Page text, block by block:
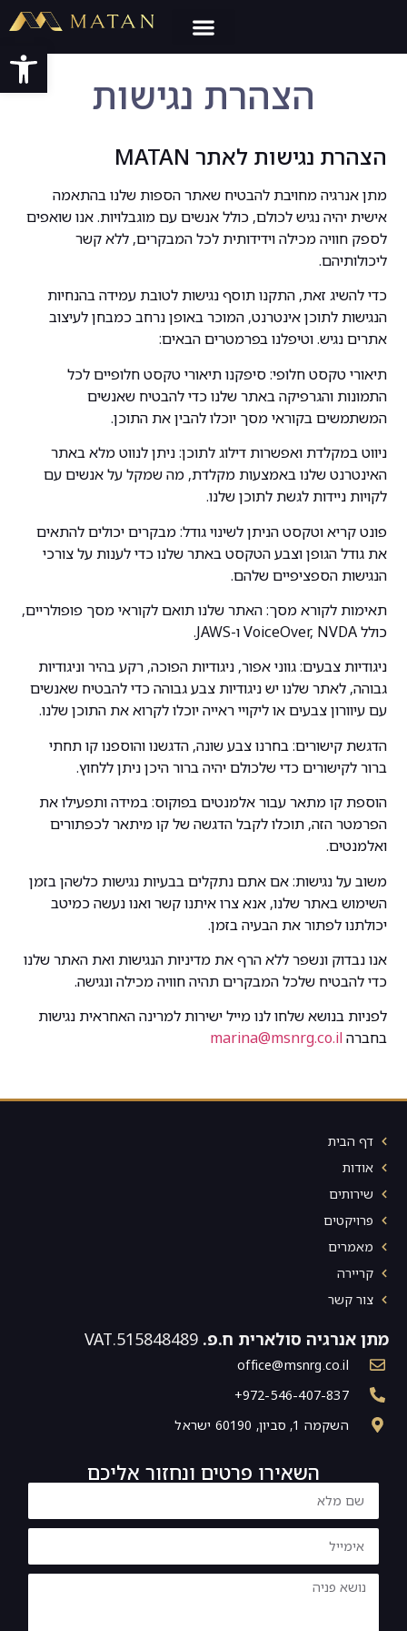
פתח
הצהרת נגישות
הצהרת נגישות לאתר MATAN
מתן אנרגיה מחויבת להבטיח שאתר הספות שלנו בהתאמה
אישית יהיה נגיש לכולם, כולל אנשים עם מוגבלויות. אנו שואפים
לספק חוויה מכילה וידידותית לכל המבקרים, ללא קשר
ליכולותיהם.
כדי להשיג זאת, התקנו תוסף נגישות לטובת עמידה בהנחיות
הנגישות לתוכן אינטרנט, המוכר באופן נרחב כמבחן לעיצוב
אתרים נגיש. וטיפלנו בפרמטרים הבאים:
תיאורי טקסט חלופי: סיפקנו תיאורי טקסט חלופיים לכל
התמונות והגרפיקה באתר שלנו כדי להבטיח שאנשים
המשתמשים בקוראי מסך יוכלו להבין את התוכן.
ניווט במקלדת ואפשרות דילוג לתוכן: ניתן לנווט מלא באתר
האינטרנט שלנו באמצעות מקלדת, מה שמקל על אנשים עם
לקויות ניידות לגשת לתוכן שלנו.
פונט קריא וטקסט הניתן לשינוי גודל: מבקרים יכולים להתאים
את גודל הגופן וצבע הטקסט באתר שלנו כדי לענות על צורכי
הנגישות הספציפיים שלהם.
תאימות לקורא מסך: האתר שלנו תואם לקוראי מסך פופולריים,
כולל VoiceOver, NVDA ו-JAWS.
ניגודיות צבעים: גווני אפור, ניגודיות הפוכה, רקע בהיר וניגודיות
גבוהה, לאתר שלנו יש ניגודיות צבע גבוהה כדי להבטיח שאנשים
עם עיוורון צבעים או ליקויי ראייה יוכלו לקרוא את התוכן שלנו.
הדגשת קישורים: בחרנו צבע שונה, הדגשנו והוספנו קו תחתי
ברור לקישורים כדי שלכולם יהיה ברור היכן ניתן ללחוץ.
הוספת קו מתאר עבור אלמנטים בפוקוס: במידה ותפעילו את
הפרמטר הזה, תוכלו לקבל הדגשה של קו מיתאר לכפתורים
ואלמנטים.
משוב על נגישות: אם אתם נתקלים בבעיות נגישות כלשהן בזמן
השימוש באתר שלנו, אנא צרו איתנו קשר ואנו נעשה כמיטב
יכולתנו לפתור את הבעיה בזמן.
אנו נבדוק ונשפר ללא הרף את מדיניות הנגישות ואת האתר שלנו
כדי להבטיח שלכל המבקרים תהיה חוויה מכילה ונגישה.
לפניות בנושא שלחו לנו מייל ישירות למרינה האחראית נגישות
בחברהmarina@msnrg.co.il
דף הבית
אודות
שירותים
פרויקטים
מאמרים
קריירה
צור קשר
מתן אנרגיה סולארית ח.פ.
office@msnrg.co.il
972-546-407-837+
השקמה 1, סביון, 60190 ישראל
השאירו פרטים ונחזור אליכם